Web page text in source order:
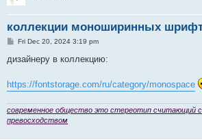
коллекции моноширинных
P
s
Fri Dec 20, 2024 3:19 pm
дизайнеру в коллекцию:
https://fontstorage.com/ru/category/monospace
современное общество это стереотип считающий
превосходством